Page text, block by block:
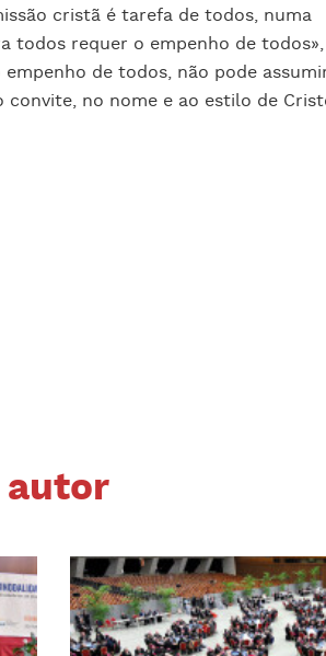
cristã é tarefa de todos, numa
todos requer o empenho de todos»,
de todos, não pode
no nome e ao estilo de
autor